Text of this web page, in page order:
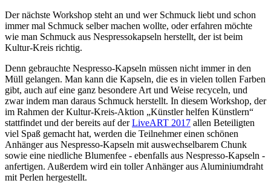
Der nächste Workshop steht an und wer Schmuck liebt und schon
immer mal Schmuck selber machen wollte, oder erfahren möchte
wie man Schmuck aus Nespressokapseln herstellt, der ist beim
Kultur-Kreis richtig.
Denn gebrauchte Nespresso-Kapseln müssen nicht immer in den
Müll gelangen. Man kann die Kapseln, die es in vielen tollen Farben
gibt, auch auf eine ganz besondere Art und Weise recyceln, und
zwar indem man daraus Schmuck herstellt. In diesem Workshop, der
im Rahmen der Kultur-Kreis-Aktion „Künstler helfen Künstlern“
stattfindet und der bereits auf derLiveART 2017 allen Beteiligten
viel Spaß gemacht hat, werden die Teilnehmer einen schönen
Anhänger aus Nespresso-Kapseln mit auswechselbarem Chunk
sowie eine niedliche Blumenfee - ebenfalls aus Nespresso-Kapseln -
anfertigen. Außerdem wird ein toller Anhänger aus Aluminiumdraht
mit Perlen hergestellt.